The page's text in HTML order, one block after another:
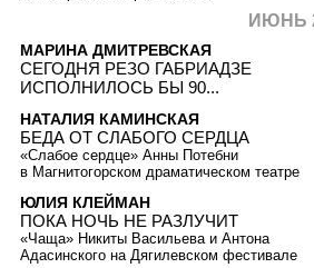
ИЮНЬ
МАРИНА ДМИТРЕВСКАЯ
СЕГОДНЯ РЕЗО ГАБРИАДЗЕ
ИСПОЛНИЛОСЬ БЫ 90...
НАТАЛИЯ КАМИНСКАЯ
БЕДА ОТ СЛАБОГО СЕРДЦА
«Слабое сердце» Анны Потебни
в Магнитогорском драматическом театре
ЮЛИЯ КЛЕЙМАН
ПОКА НОЧЬ НЕ РАЗЛУЧИТ
«Чаща» Никиты Васильева и Антона
Адасинского на Дягилевском фестивале